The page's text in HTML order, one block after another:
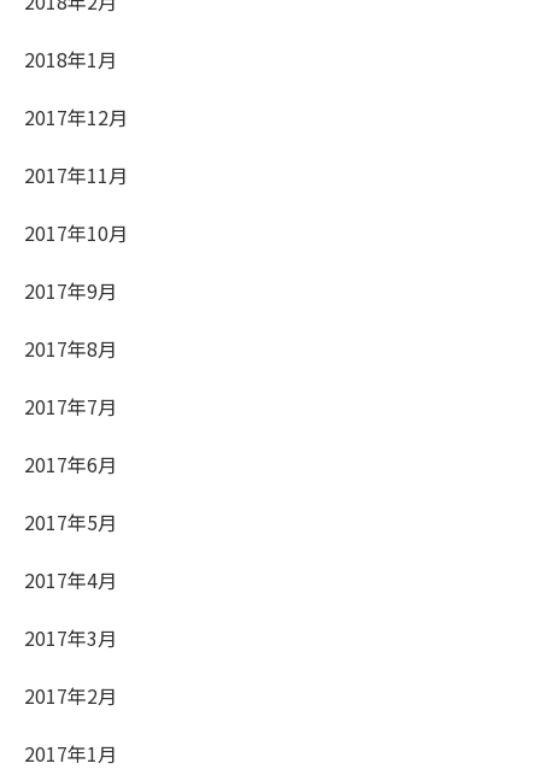
2018年1月
2017年12月
2017年11月
2017年10月
2017年9月
2017年8月
2017年7月
2017年6月
2017年5月
2017年4月
2017年3月
2017年2月
2017年1月